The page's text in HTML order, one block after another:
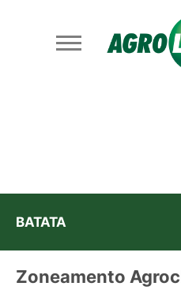
BATATA
Zoneamento